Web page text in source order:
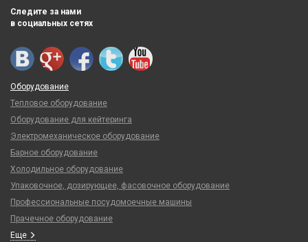
Следите за нами
в социальных сетях
Оборудование
Тепловое оборудование
Оборудование для кейтеринга
Электромеханическое оборудование
Барное оборудование
Холодильное оборудование
Упаковочное, дозирующее, фасовочное оборудование
Профессиональные посудомоечные машины
Прачечное оборудование
Еще